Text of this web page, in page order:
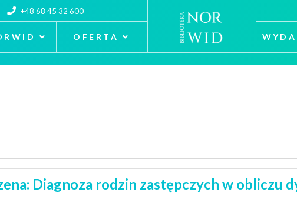
+48 68 45 32 600
OFERTA
Diagnoza rodzin zastępczych w obliczu